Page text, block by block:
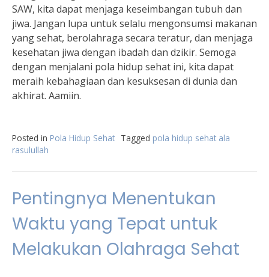
SAW, kita dapat menjaga keseimbangan tubuh dan
jiwa. Jangan lupa untuk selalu mengonsumsi makanan
yang sehat, berolahraga secara teratur, dan menjaga
kesehatan jiwa dengan ibadah dan dzikir. Semoga
dengan menjalani pola hidup sehat ini, kita dapat
meraih kebahagiaan dan kesuksesan di dunia dan
akhirat. Aamiin.
Posted in Pola Hidup Sehat Tagged pola hidup sehat ala
rasulullah
Pentingnya Menentukan
Waktu yang Tepat untuk
Melakukan Olahraga Sehat